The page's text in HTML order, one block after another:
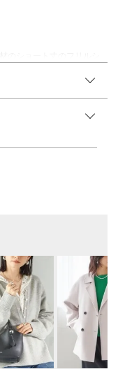
ネームを必ずご確認の